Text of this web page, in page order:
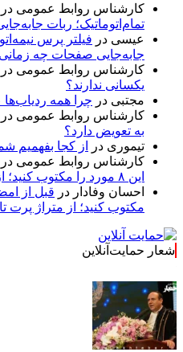
کارشناس روابط عمومی در
تمام‌اتوماتیک؛ ربات
عیسی در فیلتر پرس
جابه‌جایی صفحات چه
کارشناس روابط عمومی در
یکسانی ندارند؟
مجتبی در چرا همه ردیاب‌ها
کارشناس روابط عمومی در
به تعویض دارد؟
تیموری در
از کجا بفهمیم
کارشناس روابط عمومی در
این ۸ مورد را مکتوب کنید؛ از متراژ پرت تا ضمانت نصب
احسان وفادار در
مکتوب کنید؛ از متراژ
شعار حمایت‌آنلاین